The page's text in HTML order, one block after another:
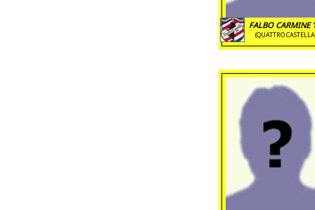
FALBO CARMINE
(QUATTRO